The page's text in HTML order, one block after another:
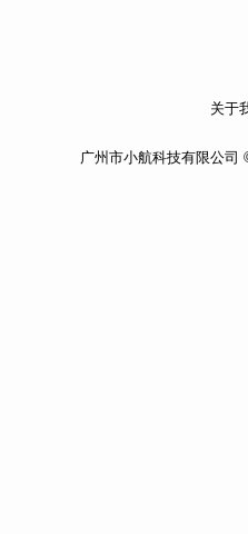
关于
广州市小航科技有限公